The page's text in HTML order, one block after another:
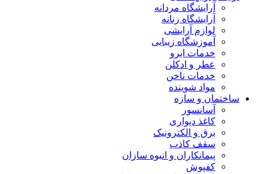
آرایشگاه مردانه
آرایشگاه زنانه
لوازم آرایشی
آموزشگاه زیبایی
خدمات ابرو
عطر و ادکلن
خدمات ناخن
مواد شوینده
ساختمان و سازه
آسانسور
کاغذ دیواری
برق و الکترونیک
سقف کاذب
پیمانکاران و انبوه سازان
کفپوش